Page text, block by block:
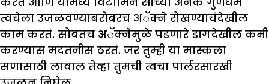
त्वचेला उजळवण्याबरोबरच अॅक्ने रोखण्याचंदेखील
काम करतं. सोबतच अॅक्नेमुळे पडणारे डागदेखील कमी
करण्यास मदतनीस ठरतं. जर तुम्ही या मास्कला
सणासाठी लावाल तेव्हा तुमची त्वचा पार्लरसारखी